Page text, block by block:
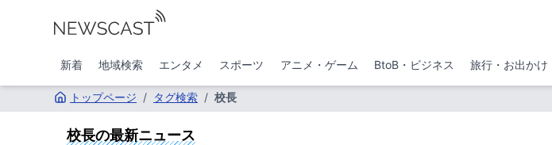
新着 地域検索 エンタメ スポーツ アニメ・ゲーム BtoB・ビジネス 旅行・お出かけ
トップページ / タグ検索 / 校長
校長の最新ニュース